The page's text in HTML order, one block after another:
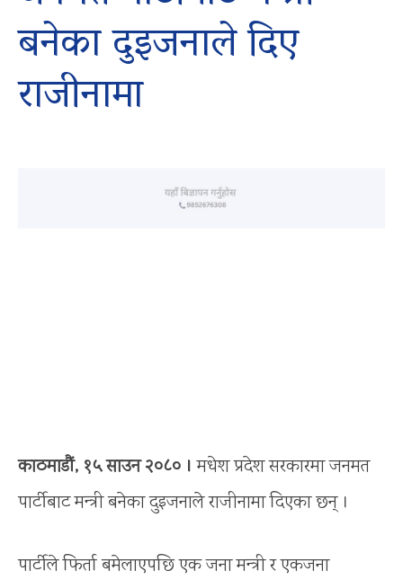
बनेका दुइजनाले दिए
राजीनामा
काठमाडौं, १५ साउन २०८० । मधेश प्रदेश सरकारमा जनमत
पार्टीबाट मन्त्री बनेका दुइजनाले राजीनामा दिएका छन् ।
पार्टीले फिर्ता बमेलाएपछि एक जना मन्त्री र एकजना